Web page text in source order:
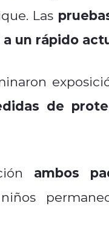
Las
un rápido
de
ambos